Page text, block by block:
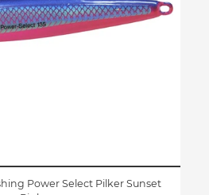
Power Select Pilker Sunset